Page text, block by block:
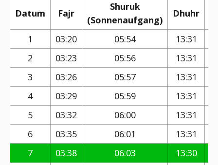
Datum Fajr
Shuruk
(Sonnenaufgang)
Dhuhr
1
03:20 05:54 13:31
2
03:23 05:56 13:31
3
03:26 05:57 13:31
4
03:29 05:59 13:31
5
03:32 06:00 13:31
6
03:35 06:01 13:31
7
03:38 06:03 13:30